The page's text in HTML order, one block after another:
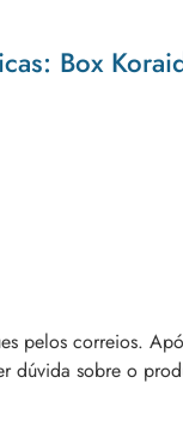
Box
pelos correios.
dúvida sobre o